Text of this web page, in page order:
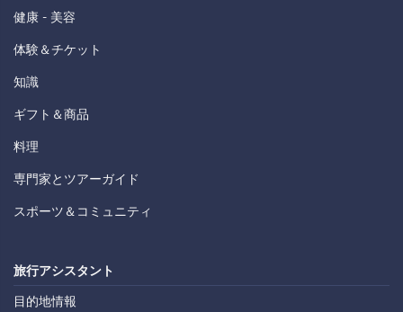
健康 - 美容
体験＆チケット
知識
ギフト＆商品
料理
専門家とツアーガイド
スポーツ＆コミュニティ
旅行アシスタント
目的地情報